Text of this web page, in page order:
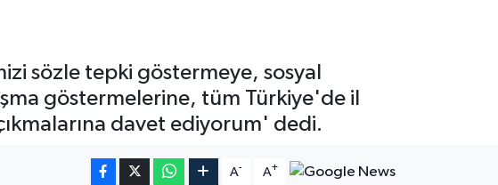
sözle tepki göstermeye, sosyal
göstermelerine, tüm Türkiye'de il
davet ediyorum' dedi.
A- A+